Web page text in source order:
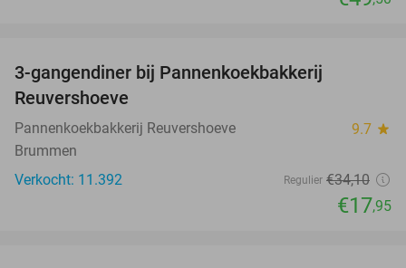
3-gangendiner bij Pannenkoekbakkerij
Reuvershoeve
Pannenkoekbakkerij Reuvershoeve 9.7 star
Brummen
Verkocht: 11.392
Regulier €34,10
€17,95